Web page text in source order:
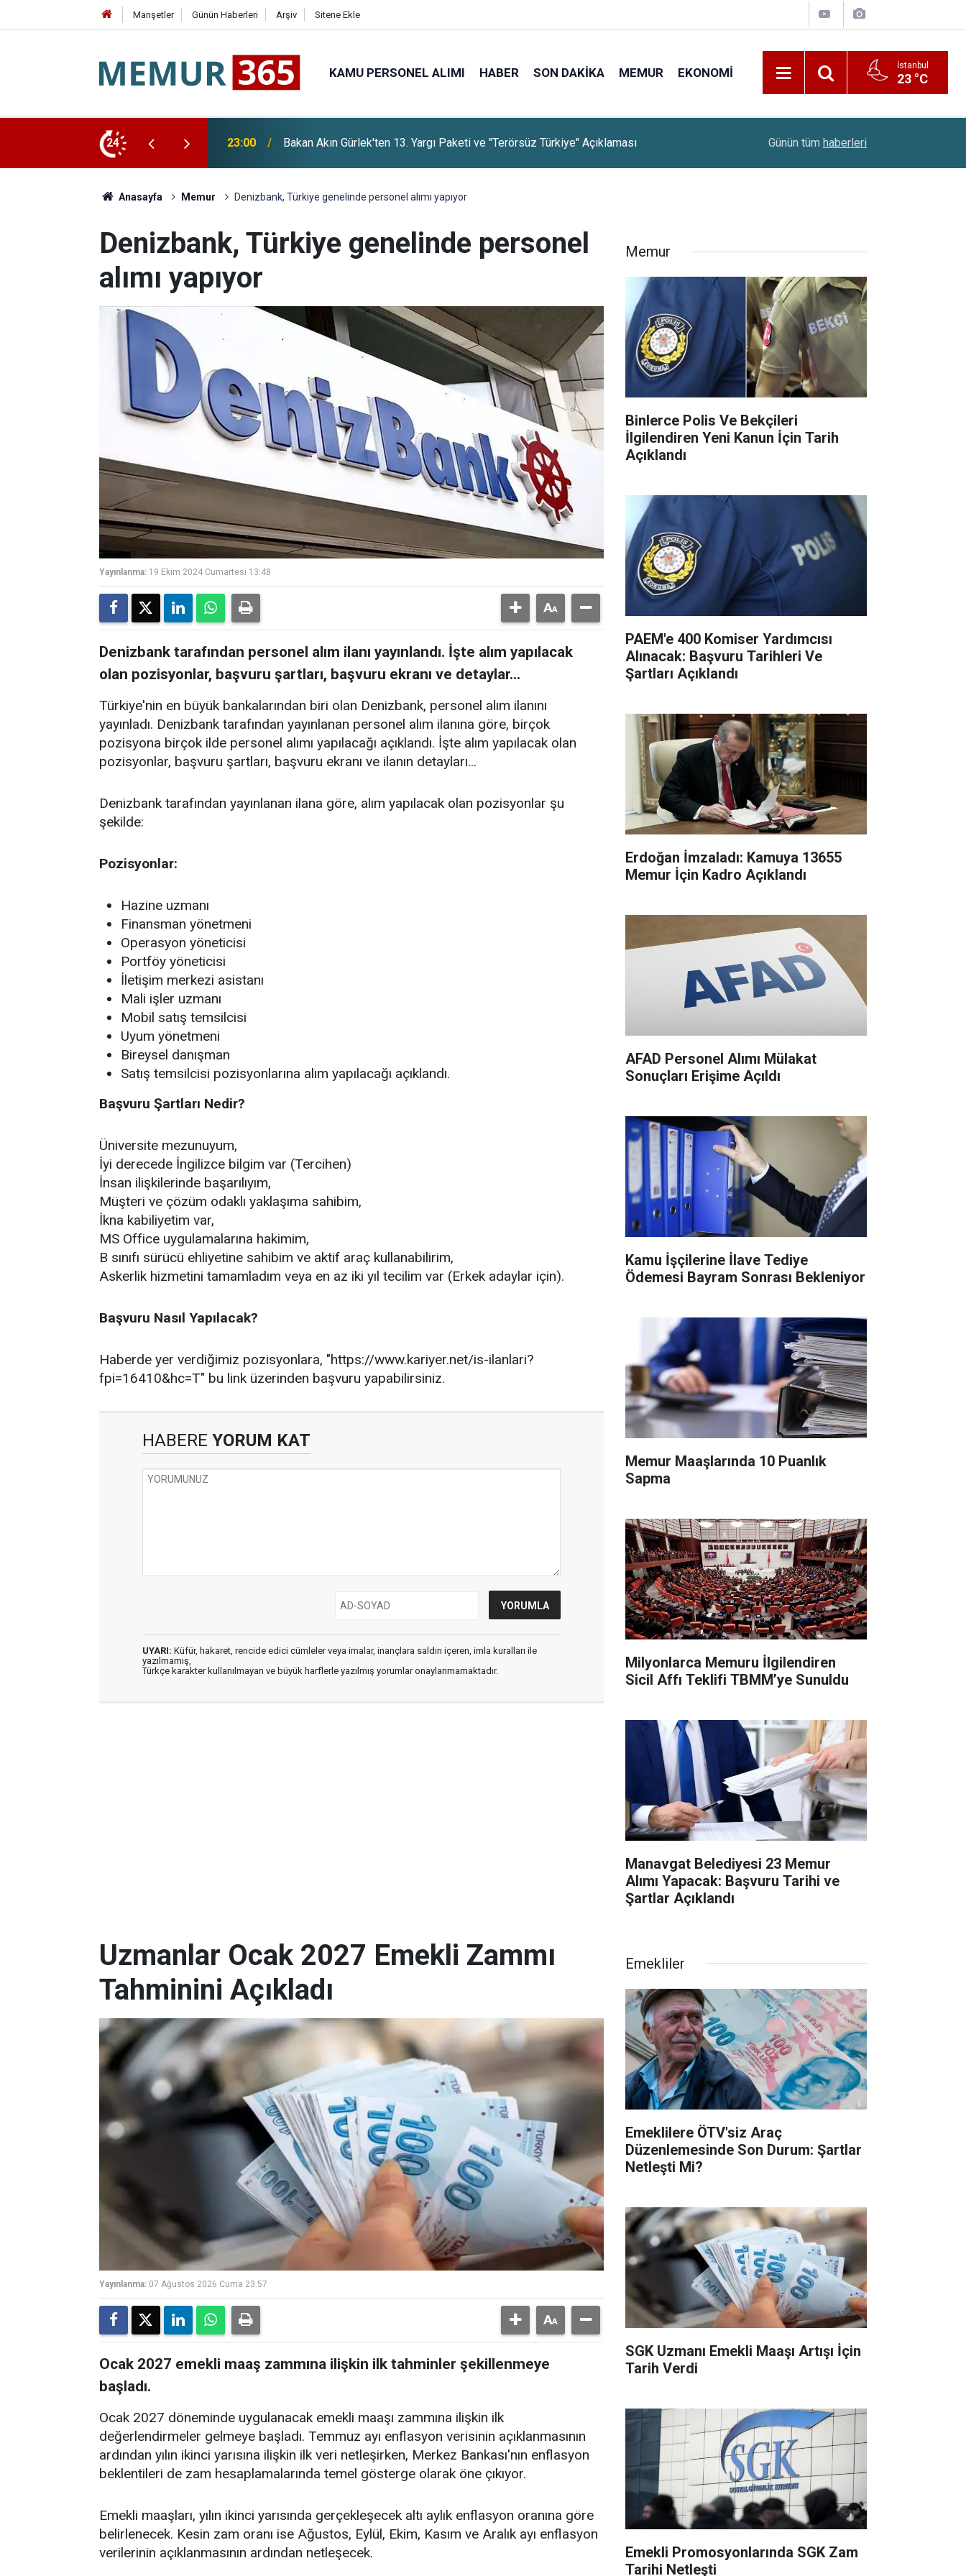
Manşetler Günün Haberleri Arşiv Sitene Ekle
KAMU PERSONEL ALIMI HABER SON DAKIKA MEMUR EKONOMI İstanbul
23 °C
24
ve "Terörsüz Türkiye" Açıklaması 22:36 YENİ Parti, Dayanışma Kampanyasında 9 Günlük Bağış Tutarını Açıkladı Çiftçilere 688,2 Milyon Liralık Destek Ödemesi
Günün tüm haberleri
Anasayfa Memur Denizbank, Türkiye genelinde personel alımı yapıyor
Denizbank, Türkiye genelinde personel
alımı yapıyor
Yayınlanma: 19 Ekim 2024 Cumartesi 13:48
Denizbank tarafından personel alım ilanı yayınlandı. İşte alım yapılacak
olan pozisyonlar, başvuru şartları, başvuru ekranı ve detaylar...
Türkiye'nin en büyük bankalarından biri olan Denizbank, personel alım ilanını
yayınladı. Denizbank tarafından yayınlanan personel alım ilanına göre, birçok
pozisyona birçok ilde personel alımı yapılacağı açıklandı. İşte alım yapılacak olan
pozisyonlar, başvuru şartları, başvuru ekranı ve ilanın detayları...
Denizbank tarafından yayınlanan ilana göre, alım yapılacak olan pozisyonlar şu
şekilde:
Pozisyonlar:
Hazine uzmanı
Finansman yönetmeni
Operasyon yöneticisi
Portföy yöneticisi
İletişim merkezi asistanı
Mali işler uzmanı
Mobil satış temsilcisi
Uyum yönetmeni
Bireysel danışman
Satış temsilcisi pozisyonlarına alım yapılacağı açıklandı.
Başvuru Şartları Nedir?
Üniversite mezunuyum,
İyi derecede İngilizce bilgim var (Tercihen)
İnsan ilişkilerinde başarılıyım,
Müşteri ve çözüm odaklı yaklaşıma sahibim,
İkna kabiliyetim var,
MS Office uygulamalarına hakimim,
B sınıfı sürücü ehliyetine sahibim ve aktif araç kullanabilirim,
Askerlik hizmetini tamamladım veya en az iki yıl tecilim var (Erkek adaylar için).
Başvuru Nasıl Yapılacak?
Haberde yer verdiğimiz pozisyonlara, "https://www.kariyer.net/is-ilanlari?
fpi=16410&hc=T" bu link üzerinden başvuru yapabilirsiniz.
HABERE YORUM KAT
UYARI: Küfür, hakaret, rencide edici cümleler veya imalar, inançlara saldırı içeren, imla kuralları ile
yazılmamış,
Türkçe karakter kullanılmayan ve büyük harflerle yazılmış yorumlar onaylanmamaktadır.
Memur
Binlerce Polis Ve Bekçileri
İlgilendiren Yeni Kanun İçin Tarih
Açıklandı
PAEM'e 400 Komiser Yardımcısı
Alınacak: Başvuru Tarihleri Ve
Şartları Açıklandı
Erdoğan İmzaladı: Kamuya 13655
Memur İçin Kadro Açıklandı
AFAD Personel Alımı Mülakat
Sonuçları Erişime Açıldı
Kamu İşçilerine İlave Tediye
Ödemesi Bayram Sonrası Bekleniyor
Memur Maaşlarında 10 Puanlık
Sapma
Milyonlarca Memuru İlgilendiren
Sicil Affı Teklifi TBMM’ye Sunuldu
Manavgat Belediyesi 23 Memur
Alımı Yapacak: Başvuru Tarihi ve
Şartlar Açıklandı
Uzmanlar Ocak 2027 Emekli Zammı
Tahminini Açıkladı
Yayınlanma: 07 Ağustos 2026 Cuma 23:57
Ocak 2027 emekli maaş zammına ilişkin ilk tahminler şekillenmeye
başladı.
Ocak 2027 döneminde uygulanacak emekli maaşı zammına ilişkin ilk
değerlendirmeler gelmeye başladı. Temmuz ayı enflasyon verisinin açıklanmasının
ardından yılın ikinci yarısına ilişkin ilk veri netleşirken, Merkez Bankası'nın enflasyon
beklentileri de zam hesaplamalarında temel gösterge olarak öne çıkıyor.
Emekli maaşları, yılın ikinci yarısında gerçekleşecek altı aylık enflasyon oranına göre
belirlenecek. Kesin zam oranı ise Ağustos, Eylül, Ekim, Kasım ve Aralık ayı enflasyon
verilerinin açıklanmasının ardından netleşecek.
Emekliler
Emeklilere ÖTV'siz Araç
Düzenlemesinde Son Durum: Şartlar
Netleşti Mi?
SGK Uzmanı Emekli Maaşı Artışı İçin
Tarih Verdi
Emekli Promosyonlarında SGK Zam
Tarihi Netleşti